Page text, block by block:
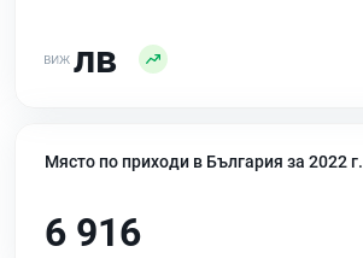
лв
Място по приходи в България за 2022 г.
6 916